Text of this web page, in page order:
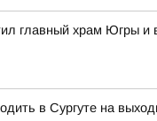
главный храм Югры и
в Сургуте на